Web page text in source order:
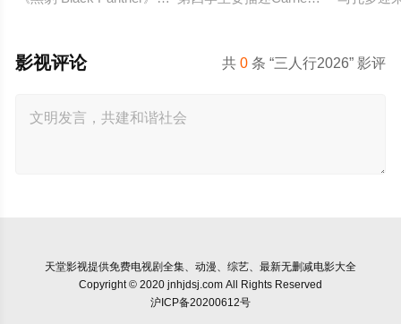
共0 条 “三人行2026” 影评
影视评论
天堂影视提供免费电视剧全集、动漫、综艺、最新无删减电影大全
Copyright © 2020 jnhjdsj.com All Rights Reserved
沪ICP备20200612号